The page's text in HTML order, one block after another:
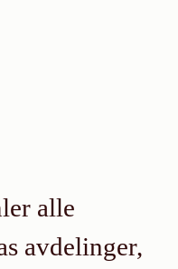
alle
avdelinger,